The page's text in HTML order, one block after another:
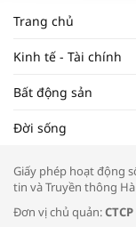
Trang chủ
Kinh tế - Tài chính
Bất động sản
Đời sống
Giấy phép hoạt động
tin và Truyền thông
Đơn vị chủ quản: